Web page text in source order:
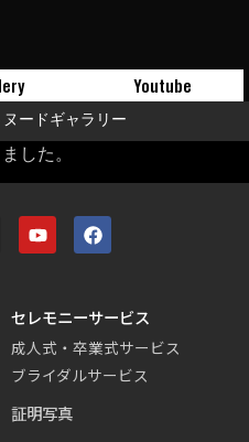
Youtube
ヌードギャラリー
した。
セレモニーサービス
成人式・卒業式サービス
ブライダルサービス
証明写真